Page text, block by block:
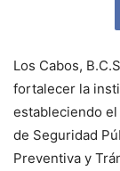
Los Cabos,
fortalecer la
estableciendo
de Seguridad
Preventiva y